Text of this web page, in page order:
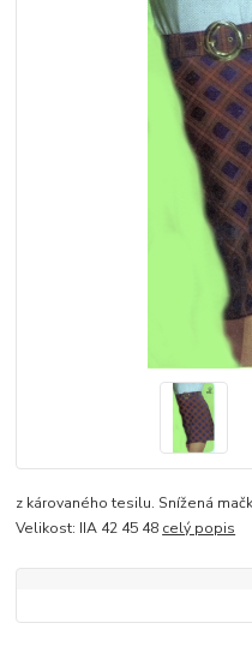
z károvaného tesilu. Snížená
Velikost: IIA 42 45 48 celý popis